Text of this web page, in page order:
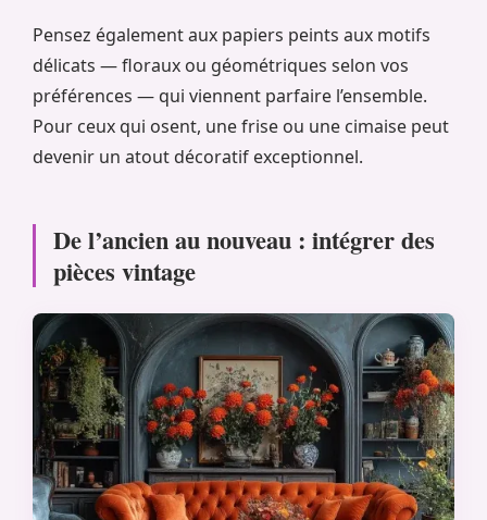
Pensez également aux papiers peints aux motifs
délicats — floraux ou géométriques selon vos
préférences — qui viennent parfaire l’ensemble.
Pour ceux qui osent, une frise ou une cimaise peut
devenir un atout décoratif exceptionnel.
De l’ancien au nouveau : intégrer des
pièces vintage